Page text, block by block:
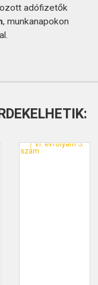
adófizetők
, munkanapokon